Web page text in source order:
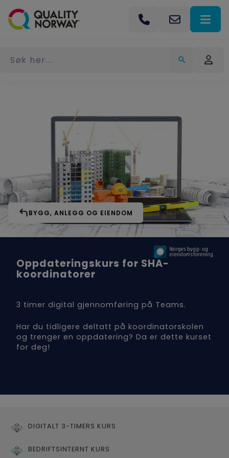
BYGG, ANLEGG OG EIENDOM
Oppdateringskurs for SHA-
koordinatorer
3 timer digital gjennomføring på Teams.
Har du tidligere deltatt på koordinatorskolen
og trenger en oppdatering? Da er dette kurset
for deg!
DIGITALT 3-TIMERS KURS
BEDRIFTSINTERNT KURS